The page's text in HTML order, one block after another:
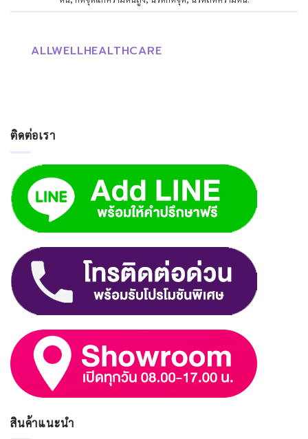
ALLWELLHEALTHCARE
ติดต่อเรา
สินค้าแนะนำ